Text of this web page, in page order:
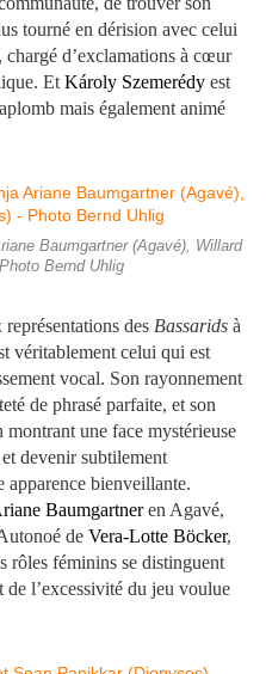
tourné en dérision avec celui
chargé d’exclamations à cœur
Et Károly Szemerédy est
mais également animé
Baumgartner (Agavé), Willard
Bernd Uhlig
des Bassarids à
véritablement celui qui est
vocal. Son rayonnement
de phrasé parfaite, et son
une face mystérieuse
devenir subtilement
apparence bienveillante.
Baumgartneren Agavé,
de Vera-Lotte Böcker,
rôles féminins se distinguent
de l’excessivité du jeu voulue